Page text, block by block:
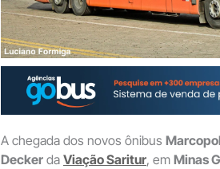
A chegada dos novos ônibus
Decker da Viação Saritur, em Minas